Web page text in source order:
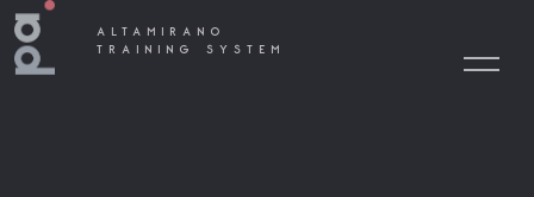
ALTAMIRANO
TRAINING SYSTEM